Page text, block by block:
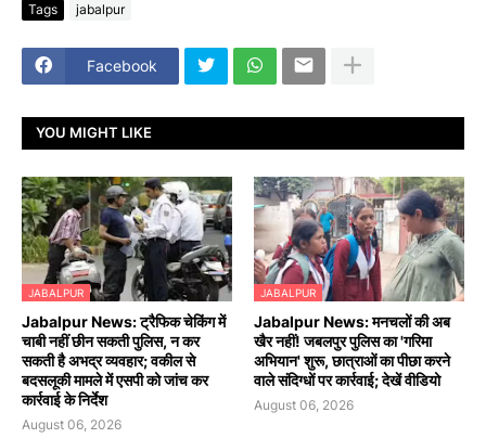
Tags jabalpur
Facebook
YOU MIGHT LIKE
JABALPUR
Jabalpur News: ट्रैफिक चेकिंग में
चाबी नहीं छीन सकती पुलिस, न कर
सकती है अभद्र व्यवहार; वकील से
बदसलूकी मामले में एसपी को जांच कर
कार्रवाई के निर्देश
August 06, 2026
JABALPUR
Jabalpur News: मनचलों की अब
खैर नहीं! जबलपुर पुलिस का 'गरिमा
अभियान' शुरू, छात्राओं का पीछा करने
वाले संदिग्धों पर कार्रवाई; देखें वीडियो
August 06, 2026